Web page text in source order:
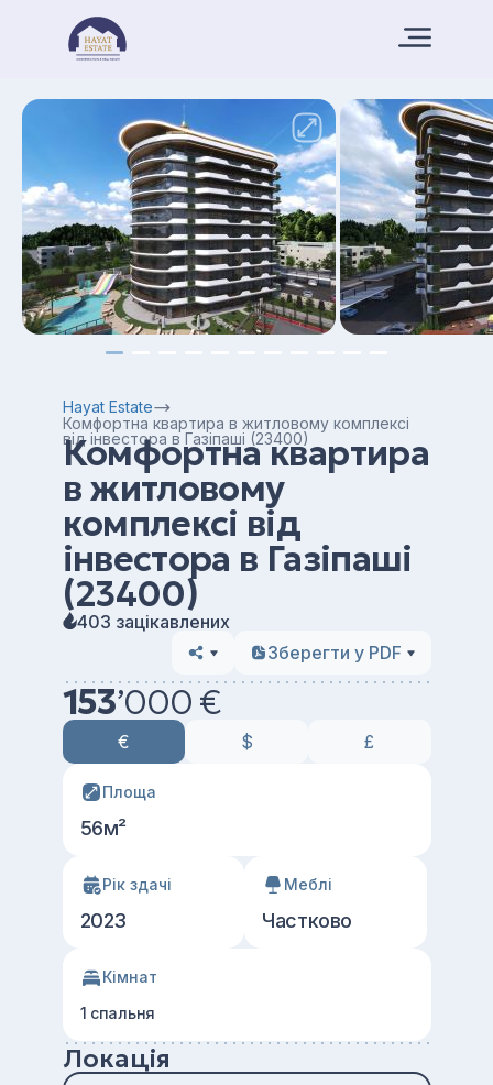
Hayat Estate
Комфортна квартира в житловому комплексі
від інвестора в Газіпаші (23400)
Комфортна квартира
в житловому
комплексі від
інвестора в Газіпаші
(23400)
403 зацікавлених
Зберегти у PDF
153’000 €
€ $ £
Площа
56м²
Рік здачі
2023
Меблі
Частково
Кімнат
1 спальня
Локація